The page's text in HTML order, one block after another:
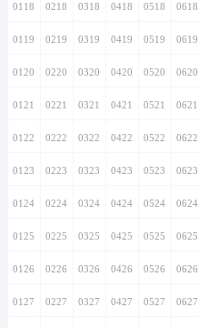
0118 0218 0318 0418 0518 0618
0119 0219 0319 0419 0519 0619
0120 0220 0320 0420 0520 0620
0121 0221 0321 0421 0521 0621
0122 0222 0322 0422 0522 0622
0123 0223 0323 0423 0523 0623
0124 0224 0324 0424 0524 0624
0125 0225 0325 0425 0525 0625
0126 0226 0326 0426 0526 0626
0127 0227 0327 0427 0527 0627